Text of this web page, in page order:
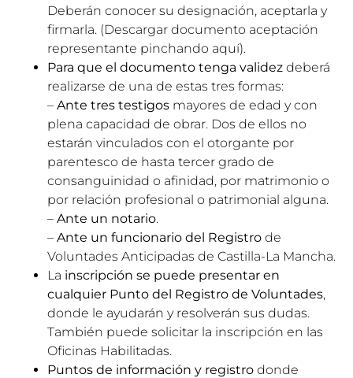
Deberán conocer su designación, aceptarla y
firmarla. (Descargar documento aceptación
representante pinchando aquí).
Para que el documento tenga validez deberá
realizarse de una de estas tres formas:
– Ante tres testigos mayores de edad y con
plena capacidad de obrar. Dos de ellos no
estarán vinculados con el otorgante por
parentesco de hasta tercer grado de
consanguinidad o afinidad, por matrimonio o
por relación profesional o patrimonial alguna.
– Ante un notario.
– Ante un funcionario del Registro de
Voluntades Anticipadas de Castilla-La Mancha.
La inscripción se puede presentar en
cualquier Punto del Registro de Voluntades,
donde le ayudarán y resolverán sus dudas.
También puede solicitar la inscripción en las
Oficinas Habilitadas.
Puntos de información y registro donde